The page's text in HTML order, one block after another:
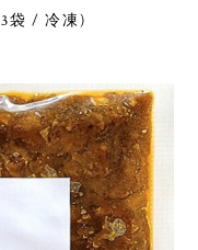
袋 / 冷凍)